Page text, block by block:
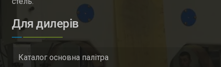
Для дилерів
Каталог основна палітра